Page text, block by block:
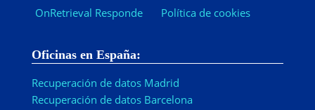
OnRetrieval Responde
Política de cookies
Oficinas en España:
Recuperación de datos Madrid
Recuperación de datos Barcelona